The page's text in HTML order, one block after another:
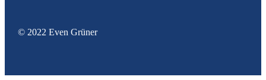
© 2022 Even Grüner